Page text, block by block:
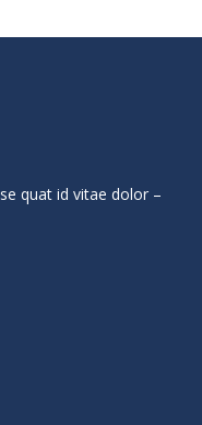
quat id vitae dolor –